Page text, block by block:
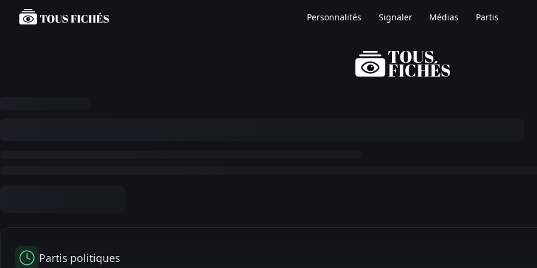
Personnalités Signaler Médias Partis
Partis politiques